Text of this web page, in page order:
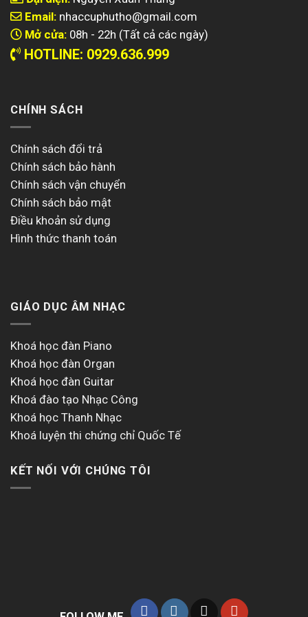
Email: nhaccuphutho@gmail.com
Mở cửa: 08h - 22h (Tất cả các ngày)
HOTLINE: 0929.636.999
CHÍNH SÁCH
Chính sách đổi trả
Chính sách bảo hành
Chính sách vận chuyển
Chính sách bảo mật
Điều khoản sử dụng
Hình thức thanh toán
GIÁO DỤC ÂM NHẠC
Khoá học đàn Piano
Khoá học đàn Organ
Khoá học đàn Guitar
Khoá đào tạo Nhạc Công
Khoá học Thanh Nhạc
Khoá luyện thi chứng chỉ Quốc Tế
KẾT NỐI VỚI CHÚNG TÔI